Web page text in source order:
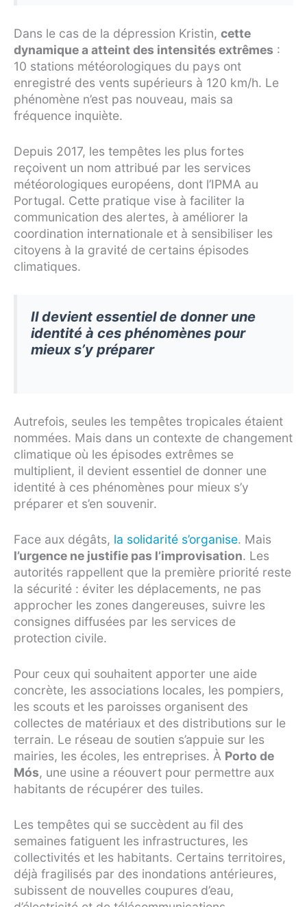
Dans le cas de la dépression Kristin, cette
dynamique a atteint des intensités extrêmes :
10 stations météorologiques du pays ont
enregistré des vents supérieurs à 120 km/h. Le
phénomène n’est pas nouveau, mais sa
fréquence inquiète.
Depuis 2017, les tempêtes les plus fortes
reçoivent un nom attribué par les services
météorologiques européens, dont l’IPMA au
Portugal. Cette pratique vise à faciliter la
communication des alertes, à améliorer la
coordination internationale et à sensibiliser les
citoyens à la gravité de certains épisodes
climatiques.
Il devient essentiel de donner une
identité à ces phénomènes pour
mieux s’y préparer
Autrefois, seules les tempêtes tropicales étaient
nommées. Mais dans un contexte de changement
climatique où les épisodes extrêmes se
multiplient, il devient essentiel de donner une
identité à ces phénomènes pour mieux s’y
préparer et s’en souvenir.
Face aux dégâts, la solidarité s’organise. Mais
l’urgence ne justifie pas l’improvisation. Les
autorités rappellent que la première priorité reste
la sécurité : éviter les déplacements, ne pas
approcher les zones dangereuses, suivre les
consignes diffusées par les services de
protection civile.
Pour ceux qui souhaitent apporter une aide
concrète, les associations locales, les pompiers,
les scouts et les paroisses organisent des
collectes de matériaux et des distributions sur le
terrain. Le réseau de soutien s’appuie sur les
mairies, les écoles, les entreprises. À Porto de
Mós, une usine a réouvert pour permettre aux
habitants de récupérer des tuiles.
Les tempêtes qui se succèdent au fil des
semaines fatiguent les infrastructures, les
collectivités et les habitants. Certains territoires,
déjà fragilisés par des inondations antérieures,
subissent de nouvelles coupures d’eau,